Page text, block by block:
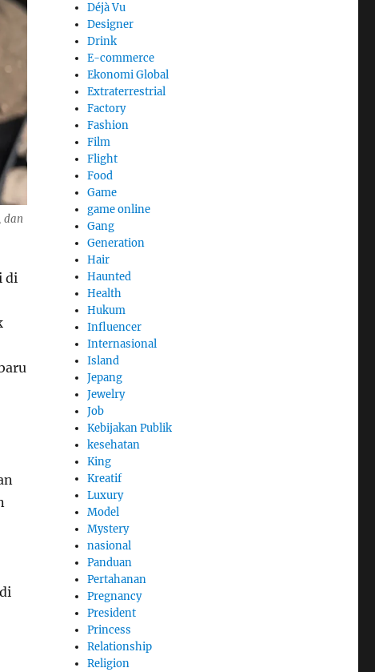
dan
di
Déjà Vu
Designer
Drink
E-commerce
Ekonomi Global
Extraterrestrial
Factory
Fashion
Film
Flight
Food
Game
game online
Gang
Generation
Hair
Haunted
Health
Hukum
Influencer
Internasional
Island
Jepang
Jewelry
Job
Kebijakan Publik
kesehatan
King
Kreatif
Luxury
Model
Mystery
nasional
Panduan
Pertahanan
Pregnancy
President
Princess
Relationship
Religion